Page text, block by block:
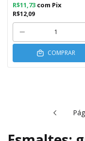
R$12,09
R$11,73 com Pix
COMPRAR